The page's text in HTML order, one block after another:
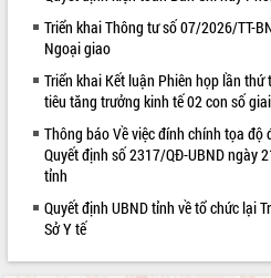
Khám bệnh, cấp phát thuốc miễn phí
và tặng quà người dân xã Cư Pui
Hội nghị UBND tỉnh Đắk Lắk thường kỳ
tháng 7/2026
Lễ truy tặng danh hiệu “Bà Mẹ Việt
Nam Anh hùng” và trao Huân chương
Lao động
UBND tỉnh Đắk Lắk triển khai nhiệm
vụ 6 tháng cuối năm 2026
ALBUM ẢNH
Triển khai Thông tư số 07/2026/TT-
Ngoại giao
Triển khai Kết luận Phiên họp lần
tiêu tăng trưởng kinh tế 02 con số
Thông báo Về việc đính chính tọa độ
Quyết định số 2317/QĐ-UBND ngày
tỉnh
Quyết định UBND tỉnh về tổ chức lại
Sở Y tế